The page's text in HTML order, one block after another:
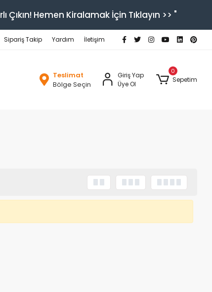
Hemen Kiralamak İçin Tıklayın >> "
Sipariş Takip Yardım İletişim
Teslimat
Bölge Seçin
Giriş Yap
Üye Ol
0
Sepetim